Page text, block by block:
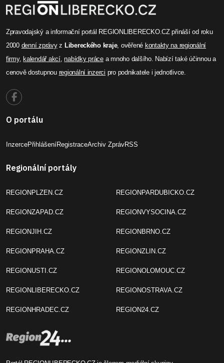
Zpravodajský a informační portál REGIONLIBERECKO.CZ přináší od roku
2000 denní zprávyz Libereckého kraje, ověřené kontakty na regionální
firmy,kalendář akcí,nabídky prácea mnoho dalšího. Nabízí také účinnou a
cenově dostupnou regionální inzerci pro podnikatele i jednotlivce.
O portálu
InzercePřihlášeníRegistraceArchiv ZprávRSS
Regionální portály
REGIONPLZEN.CZ
REGIONZAPAD.CZ
REGIONJIH.CZ
REGIONPRAHA.CZ
REGIONUSTI.CZ
REGIONLIBERECKO.CZ
REGIONHRADEC.CZ
REGIONPARDUBICKO.CZ
REGIONVYSOCINA.CZ
REGIONBRNO.CZ
REGIONZLIN.CZ
REGIONOLOMOUC.CZ
REGIONOSTRAVA.CZ
REGION24.CZ